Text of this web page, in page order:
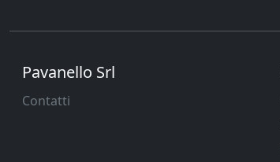
Pavanello Srl
Contatti